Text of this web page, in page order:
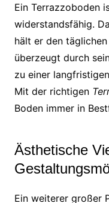
Ein Terrazzoboden
widerstandsfähig.
hält er den
überzeugt durch
zu einer
Mit der richtigen
Boden immer in
Ästhetische
Ein weiterer großer